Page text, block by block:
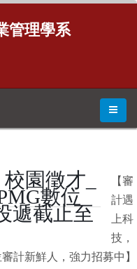
管理學系
園徵才_
數位
遞截止至
【審
計遇
上科
技，
計新鮮人
，強力招募中】